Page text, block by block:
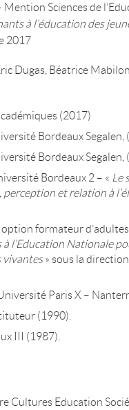
Mention Sciences de
à l’éducation des
2017
Dugas, Béatrice
(2017)
Bordeaux
Bordeaux
Bordeaux 2 – « Le
perception et relation à
option formateur
l’Education Nationale
vivantes» sous la
Paris X –
(1990).
III (1987).
Cultures Education